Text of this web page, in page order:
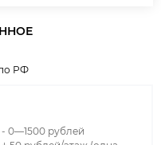
РФ
0—1500 рублей